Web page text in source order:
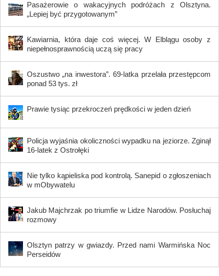
Pasażerowie o wakacyjnych podróżach z Olsztyna.
„Lepiej być przygotowanym”
Kawiarnia, która daje coś więcej. W Elblągu osoby z
niepełnosprawnością uczą się pracy
Oszustwo „na inwestora”. 69-latka przelała przestępcom
ponad 53 tys. zł
Prawie tysiąc przekroczeń prędkości w jeden dzień
Policja wyjaśnia okoliczności wypadku na jeziorze. Zginął
16-latek z Ostrołęki
Nie tylko kąpieliska pod kontrolą. Sanepid o zgłoszeniach
w mObywatelu
Jakub Majchrzak po triumfie w Lidze Narodów. Posłuchaj
rozmowy
Olsztyn patrzy w gwiazdy. Przed nami Warmińska Noc
Perseidów